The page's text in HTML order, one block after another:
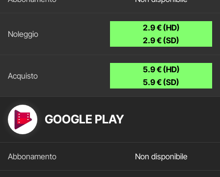
2.9 € (HD)
2.9 € (SD)
5.9 € (HD)
5.9 € (SD)
GOOGLE PLAY
Non disponibile